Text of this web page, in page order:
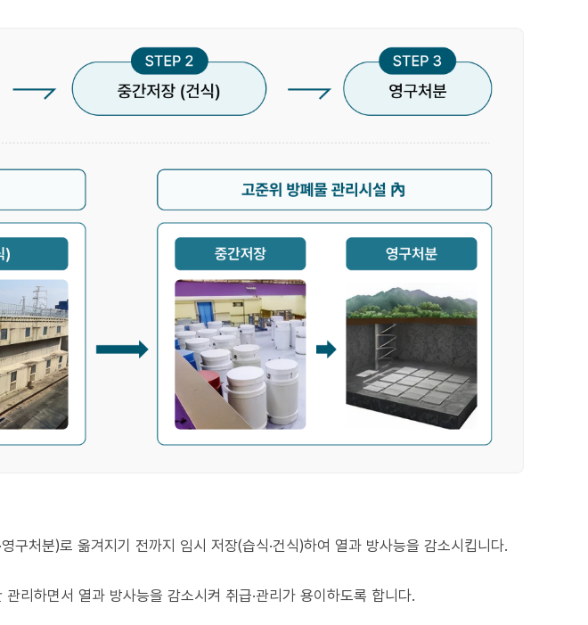
구처분)로 옮겨지기 전까지 임시 저장(습식·건식)하여 열과 방사능을 감소시킵니다.
리하면서 열과 방사능을 감소시켜 취급·관리가 용이하도록 합니다.